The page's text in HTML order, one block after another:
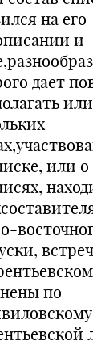
на его
и
дает
или
по